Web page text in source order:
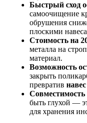
Быстрый сход
самоочищение
обрушения
плоскими
Стоимость на
металла на
материал.
Возможность
закрыть
превратив
Совместимость
быть глухой —
для хранения